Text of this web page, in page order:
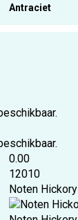
Antraciet
0.00
12010
Noten Hickory